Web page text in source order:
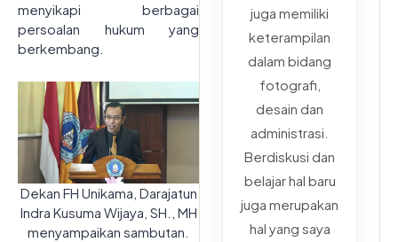
menyikapi berbagai
persoalan hukum yang
berkembang.
Dekan FH Unikama, Darajatun
Indra Kusuma Wijaya, SH., MH
menyampaikan sambutan.
juga memiliki
keterampilan
dalam bidang
fotografi,
desain dan
administrasi.
Berdiskusi dan
belajar hal baru
juga merupakan
hal yang saya